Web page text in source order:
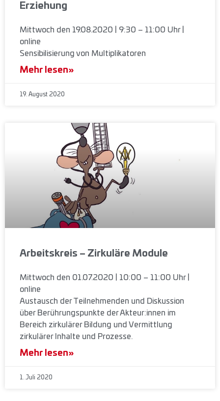
Erziehung
Mittwoch den 19.08.2020 | 9:30 – 11:00 Uhr |
online
Sensibilisierung von Multiplikatoren
Mehr lesen»
19. August 2020
Arbeitskreis – Zirkuläre Module
Mittwoch den 01.07.2020 | 10:00 – 11:00 Uhr |
online
Austausch der Teilnehmenden und Diskussion
über Berührungspunkte der Akteur:innen im
Bereich zirkulärer Bildung und Vermittlung
zirkulärer Inhalte und Prozesse.
Mehr lesen»
1. Juli 2020